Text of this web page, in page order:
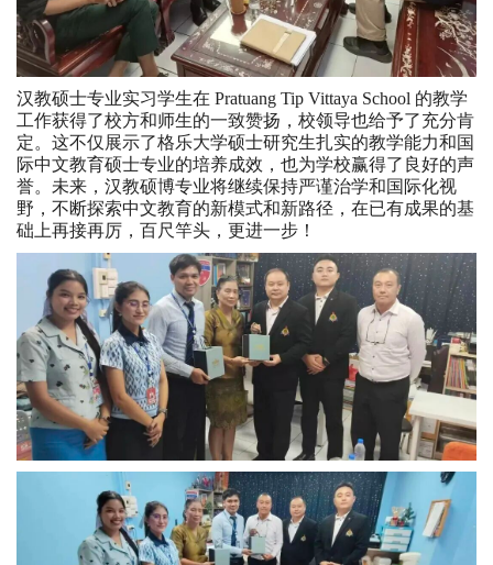
汉教硕士专业实习学生在 Pratuang Tip Vittaya School 的教学
工作获得了校方和师生的一致赞扬，校领导也给予了充分肯
定。这不仅展示了格乐大学硕士研究生扎实的教学能力和国
际中文教育硕士专业的培养成效，也为学校赢得了良好的声
誉。未来，汉教硕博专业将继续保持严谨治学和国际化视
野，不断探索中文教育的新模式和新路径，在已有成果的基
础上再接再厉，百尺竿头，更进一步！